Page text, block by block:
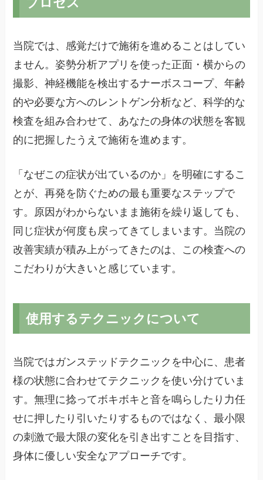
当院では、感覚だけで施術を進めることはしてい
ません。姿勢分析アプリを使った正面・横からの
撮影、神経機能を検出するナーボスコープ、年齢
的や必要な方へのレントゲン分析など、科学的な
検査を組み合わせて、あなたの身体の状態を客観
的に把握したうえで施術を進めます。
「なぜこの症状が出ているのか」を明確にするこ
とが、再発を防ぐための最も重要なステップで
す。原因がわからないまま施術を繰り返しても、
同じ症状が何度も戻ってきてしまいます。当院の
改善実績が積み上がってきたのは、この検査への
こだわりが大きいと感じています。
使用するテクニックについて
当院ではガンステッドテクニックを中心に、患者
様の状態に合わせてテクニックを使い分けていま
す。無理に捻ってボキボキと音を鳴らしたり力任
せに押したり引いたりするものではなく、最小限
の刺激で最大限の変化を引き出すことを目指す、
身体に優しい安全なアプローチです。